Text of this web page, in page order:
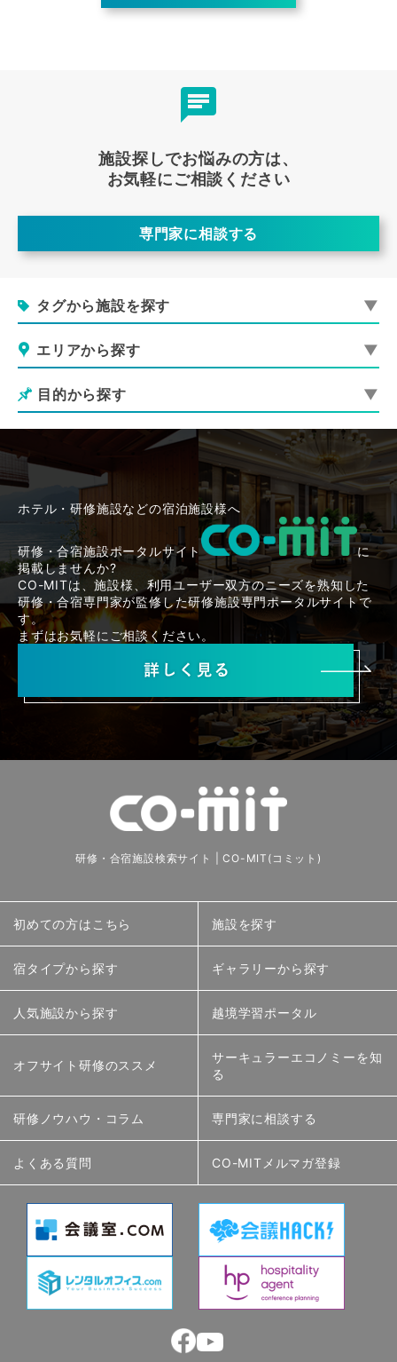
施設探しでお悩みの方は、
お気軽にご相談ください
専門家に相談する
タグから施設を探す
エリアから探す
目的から探す
ホテル・研修施設などの宿泊施設様へ
研修・合宿施設ポータルサイト
に
掲載しませんか?
CO-MITは、施設様、利用ユーザー双方のニーズを熟知した
研修・合宿専門家が監修した研修施設専門ポータルサイトで
す。
まずはお気軽にご相談ください。
研修・合宿施設検索サイト | CO-MIT(コミット)
初めての方はこちら 施設を探す
宿タイプから探す ギャラリーから探す
人気施設から探す 越境学習ポータル
オフサイト研修のススメ
サーキュラーエコノミーを知
る
研修ノウハウ・コラム 専門家に相談する
よくある質問 CO-MITメルマガ登録